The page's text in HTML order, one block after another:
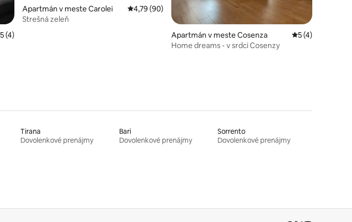
28
ohodnotenie 5 z 5, počet hodnotení: 4
5 (4)
Apartmán v meste Carolei Priemerné ohodnotenie 4,79 z 5, počet hodnotení: 90
4,79 (90)
Strešná zeleň
Apartmán v meste Cosenza
Priemerné
5 (4)
Home dreams - v srdci Cosenzy
Tirana
Dovolenkové prenájmy
Bari
Dovolenkové prenájmy
Sorrento
Dovolenkové prenájmy